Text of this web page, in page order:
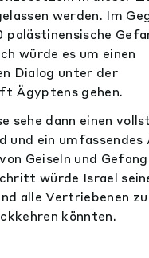
werden. Im
palästinensische
würde es um einen
Dialog unter der
Ägyptens gehen.
sehe dann einen
ein umfassendes
Geiseln und
würde Israel
alle Vertriebenen
könnten.